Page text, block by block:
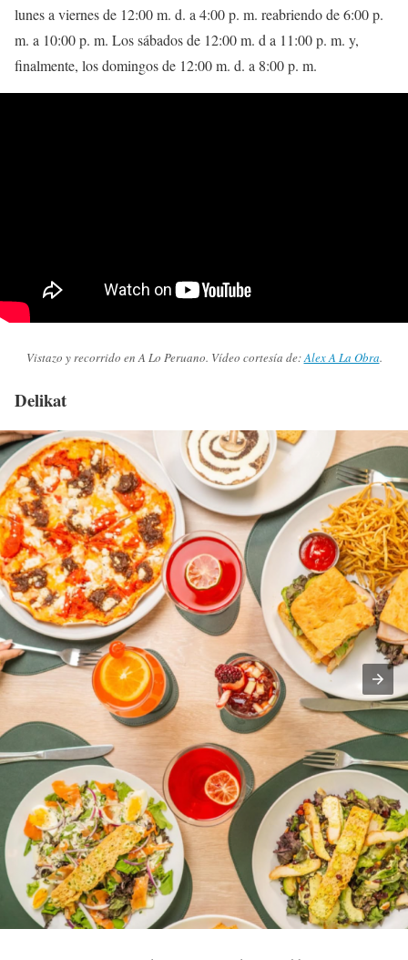
lunes a viernes de 12:00 m. d. a 4:00 p. m. reabriendo de 6:00 p.
m. a 10:00 p. m. Los sábados de 12:00 m. d a 11:00 p. m. y,
finalmente, los domingos de 12:00 m. d. a 8:00 p. m.
Vistazo y recorrido en A Lo Peruano. Vídeo cortesía de:Alex A La Obra.
Delikat